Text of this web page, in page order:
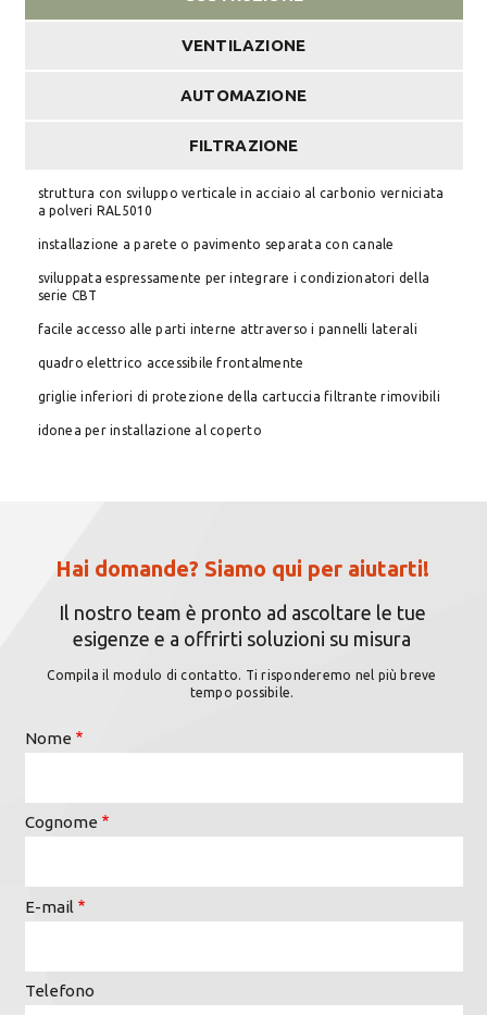
VENTILAZIONE
AUTOMAZIONE
FILTRAZIONE
struttura con sviluppo verticale in acciaio al carbonio verniciata
a polveri RAL5010
installazione a parete o pavimento separata con canale
sviluppata espressamente per integrare i condizionatori della
serie CBT
facile accesso alle parti interne attraverso i pannelli laterali
quadro elettrico accessibile frontalmente
griglie inferiori di protezione della cartuccia filtrante rimovibili
idonea per installazione al coperto
Hai domande? Siamo qui per aiutarti!
Il nostro team è pronto ad ascoltare le tue
esigenze e a offrirti soluzioni su misura
Compila il modulo di contatto. Ti risponderemo nel più breve
tempo possibile.
Nome
Cognome
E-mail
Telefono